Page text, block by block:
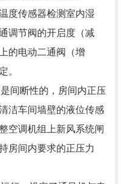
度传感器检测室内湿
调节阀的开启度（减
的电动二通阀（增
。
间断性的，房间内正压
洁车间墙壁的液位传感
空调机组上新风系统闸
房间内要求的正压力